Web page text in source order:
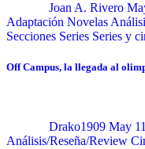
Joan A. Rivero
Adaptación Novelas
Secciones Series Series y
Off Campus, la llegada al
Drako1909 May
Análisis/Reseña/Review